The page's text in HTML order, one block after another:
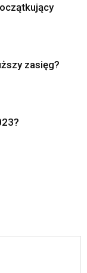
zasięg?